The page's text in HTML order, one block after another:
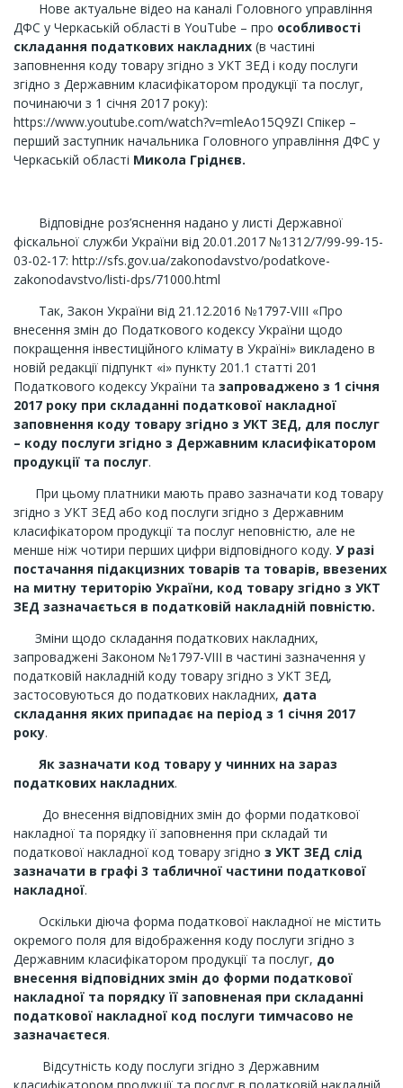
Нове актуальне відео на каналі Головного управління
ДФС у Черкаській області в YouTube – про особливості
складання податкових накладних (в частині
заповнення коду товару згідно з УКТ ЗЕД і коду послуги
згідно з Державним класифікатором продукції та послуг,
починаючи з 1 січня 2017 року):
https://www.youtube.com/watch?v=mleAo15Q9ZI Спікер –
перший заступник начальника Головного управління ДФС у
Черкаській області Микола Гріднєв.
Відповідне роз’яснення надано у листі Державної
фіскальної служби України від 20.01.2017 №1312/7/99-99-15-
03-02-17: http://sfs.gov.ua/zakonodavstvo/podatkove-
zakonodavstvo/listi-dps/71000.html
Так, Закон України від 21.12.2016 №1797-VIII «Про
внесення змін до Податкового кодексу України щодо
покращення інвестиційного клімату в Україні» викладено в
новій редакції підпункт «і» пункту 201.1 статті 201
Податкового кодексу України та запроваджено з 1 січня
2017 року при складанні податкової накладної
заповнення коду товару згідно з УКТ ЗЕД, для послуг
– коду послуги згідно з Державним класифікатором
продукції та послуг.
При цьому платники мають право зазначати код товару
згідно з УКТ ЗЕД або код послуги згідно з Державним
класифікатором продукції та послуг неповністю, але не
менше ніж чотири перших цифри відповідного коду. У разі
постачання підакцизних товарів та товарів, ввезених
на митну територію України, код товару згідно з УКТ
ЗЕД зазначається в податковій накладній повністю.
Зміни щодо складання податкових накладних,
запроваджені Законом №1797-VIII в частині зазначення у
податковій накладній коду товару згідно з УКТ ЗЕД,
застосовуються до податкових накладних, дата
складання яких припадає на період з 1 січня 2017
року.
Як зазначати код товару у чинних на зараз
податкових накладних.
До внесення відповідних змін до форми податкової
накладної та порядку її заповнення при складай ти
податкової накладної код товару згідно з УКТ ЗЕД слід
зазначати в графі 3 табличної частини податкової
накладної.
Оскільки діюча форма податкової накладної не містить
окремого поля для відображення коду послуги згідно з
Державним класифікатором продукції та послуг, до
внесення відповідних змін до форми податкової
накладної та порядку її заповненая при складанні
податкової накладної код послуги тимчасово не
зазначаєтеся.
Відсутність коду послуги згідно з Державним